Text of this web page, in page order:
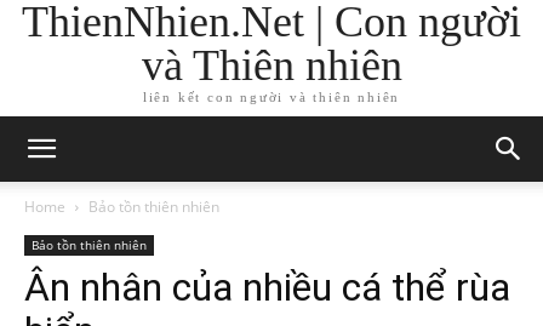
ThienNhien.Net | Con người
và Thiên nhiên
liên kết con người và thiên nhiên
Home Bảo tồn thiên nhiên
Bảo tồn thiên nhiên
Ân nhân của nhiều cá thể rùa